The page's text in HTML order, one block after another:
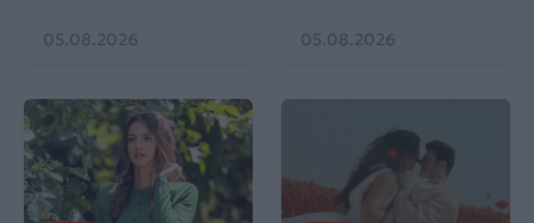
05.08.2026 05.08.2026